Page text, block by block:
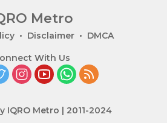
Metro
Disclaimer DMCA
With Us
IQRO Metro | 2011-2024